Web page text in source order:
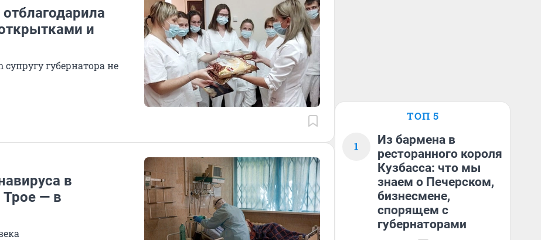
и
губернатора не
в
Трое — в
ТОП 5
1
Из бармена в
ресторанного короля
Кузбасса: что мы
знаем о Печерском,
бизнесмене,
спорящем с
губернаторами